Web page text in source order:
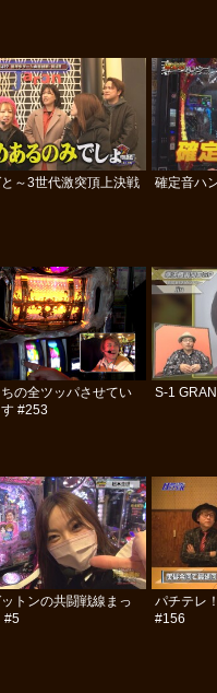
～3世代激突頂上決戦
確定音ハ
の全ツッパさせてい
#253
S-1
トンの共闘戦線まっ
#5
パチテレ
#156